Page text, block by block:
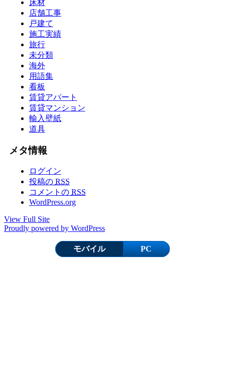
床材
店舗工事
戸建て
施工実績
旅行
未分類
海外
用語集
看板
賃貸アパート
賃貸マンション
輸入壁紙
道具
メタ情報
ログイン
投稿の RSS
コメントの RSS
WordPress.org
View Full Site
Proudly powered by WordPress
モバイル PC